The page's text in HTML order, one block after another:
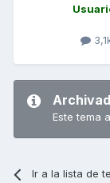
Este tema
Ir a la lista de